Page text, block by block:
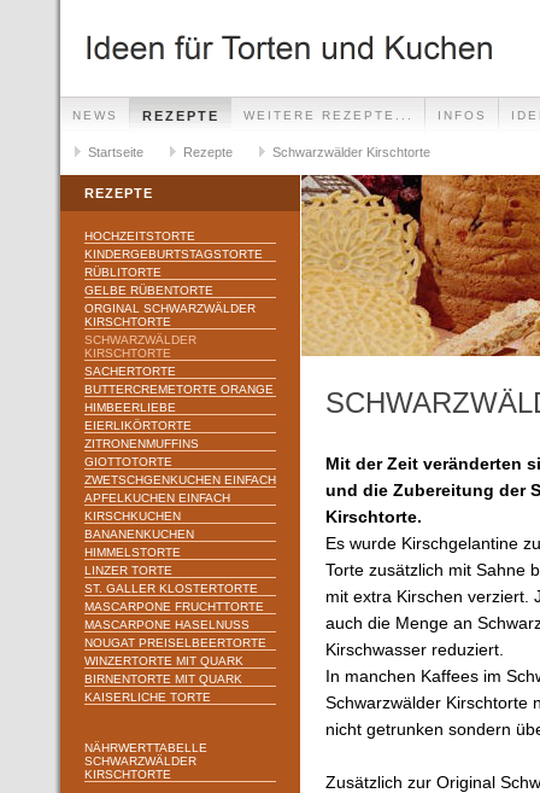
NEWS REZEPTE WEITERE REZEPTE... INFOS
Startseite Rezepte Schwarzwälder Kirschtorte
REZEPTE
HOCHZEITSTORTE
KINDERGEBURTSTAGSTORTE
RÜBLITORTE
GELBE RÜBENTORTE
ORGINAL SCHWARZWÄLDER
KIRSCHTORTE
SCHWARZWÄLDER
KIRSCHTORTE
SACHERTORTE
BUTTERCREMETORTE ORANGE
HIMBEERLIEBE
EIERLIKÖRTORTE
ZITRONENMUFFINS
GIOTTOTORTE
ZWETSCHGENKUCHEN EINFACH
APFELKUCHEN EINFACH
KIRSCHKUCHEN
BANANENKUCHEN
HIMMELSTORTE
LINZER TORTE
ST. GALLER KLOSTERTORTE
MASCARPONE FRUCHTTORTE
MASCARPONE HASELNUSS
NOUGAT PREISELBEERTORTE
WINZERTORTE MIT QUARK
BIRNENTORTE MIT QUARK
KAISERLICHE TORTE
NÄHRWERTTABELLE
SCHWARZWÄLDER
KIRSCHTORTE
Mit der Zeit veränderten
und die Zubereitung der
Kirschtorte.
Es wurde Kirschgelantine
Torte zusätzlich mit Sahne
mit extra Kirschen verziert.
auch die Menge an
Kirschwasser reduziert.
In manchen Kaffees im
Schwarzwälder Kirschtorte
nicht getrunken sondern
Zusätzlich zur Original